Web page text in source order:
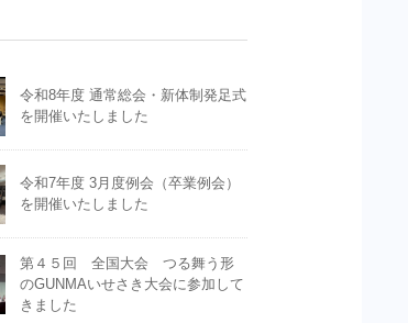
令和8年度 通常総会・新体制発足式
を開催いたしました
令和7年度 3月度例会（卒業例会）
を開催いたしました
第４５回 全国大会 つる舞う形
のGUNMAいせさき大会に参加して
きました